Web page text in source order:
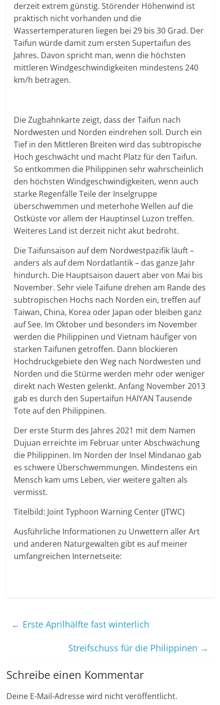
derzeit extrem günstig. Störender Höhenwind ist
praktisch nicht vorhanden und die
Wassertemperaturen liegen bei 29 bis 30 Grad. Der
Taifun würde damit zum ersten Supertaifun des
Jahres. Davon spricht man, wenn die höchsten
mittleren Windgeschwindigkeiten mindestens 240
km/h betragen.
Die Zugbahnkarte zeigt, dass der Taifun nach
Nordwesten und Norden eindrehen soll. Durch ein
Tief in den Mittleren Breiten wird das subtropische
Hoch geschwächt und macht Platz für den Taifun.
So entkommen die Philippinen sehr wahrscheinlich
den höchsten Windgeschwindigkeiten, wenn auch
starke Regenfälle Teile der Inselgruppe
überschwemmen und meterhohe Wellen auf die
Ostküste vor allem der Hauptinsel Luzon treffen.
Weiteres Land ist derzeit nicht akut bedroht.
Die Taifunsaison auf dem Nordwestpazifik läuft –
anders als auf dem Nordatlantik – das ganze Jahr
hindurch. Die Hauptsaison dauert aber von Mai bis
November. Sehr viele Taifune drehen am Rande des
subtropischen Hochs nach Norden ein, treffen auf
Taiwan, China, Korea oder Japan oder bleiben ganz
auf See. Im Oktober und besonders im November
werden die Philippinen und Vietnam häufiger von
starken Taifunen getroffen. Dann blockieren
Hochdruckgebiete den Weg nach Nordwesten und
Norden und die Stürme werden mehr oder weniger
direkt nach Westen gelenkt. Anfang November 2013
gab es durch den Supertaifun HAIYAN Tausende
Tote auf den Philippinen.
Der erste Sturm des Jahres 2021 mit dem Namen
Dujuan erreichte im Februar unter Abschwächung
die Philippinen. Im Norden der Insel Mindanao gab
es schwere Überschwemmungen. Mindestens ein
Mensch kam ums Leben, vier weitere galten als
vermisst.
Titelbild: Joint Typhoon Warning Center (JTWC)
Ausführliche Informationen zu Unwettern aller Art
und anderen Naturgewalten gibt es auf meiner
umfangreichen Internetseite:
← Erste Aprilhälfte fast winterlich
Streifschuss für die Philippinen →
Schreibe einen Kommentar
Deine E-Mail-Adresse wird nicht veröffentlicht.